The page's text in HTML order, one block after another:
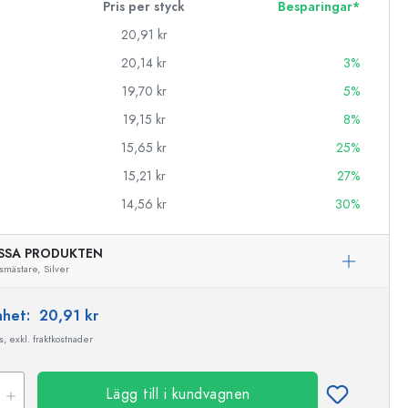
Pris per styck
Besparingar*
20,91 kr
20,14 kr
3%
19,70 kr
5%
19,15 kr
8%
15,65 kr
25%
15,21 kr
27%
14,56 kr 30%
PRODUKTEN
Silver
20,91 kr
exkl. fraktkostnader
Lägg till i kundvagnen